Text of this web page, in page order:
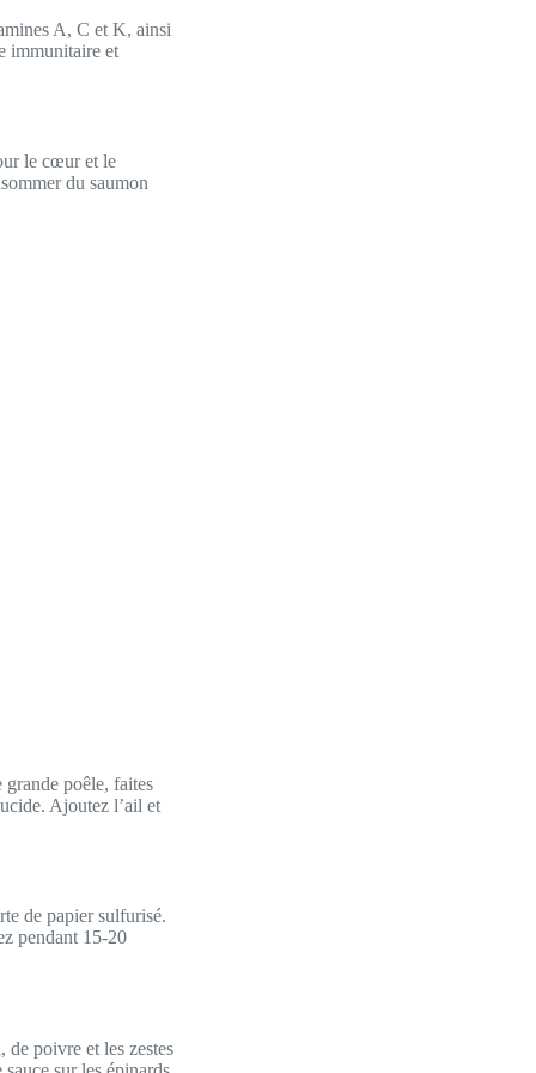
A, C et K, ainsi
immunitaire et
le cœur et le
du saumon
poêle, faites
Ajoutez l’ail et
de papier sulfurisé.
pendant 15-20
de poivre et les zestes